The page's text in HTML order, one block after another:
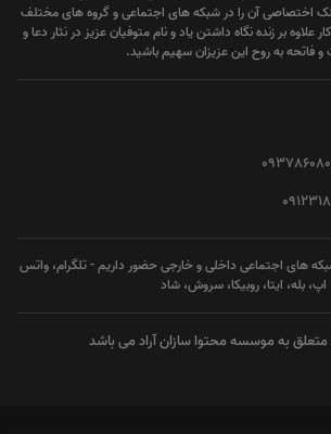
اختصاصی آن را در شبکه های اجتماعی و گروه های مختلف
علاوه بر زنده نگاه داشتن یاد و نام متوفیان عزیز در نثار دعا و
و فاتحه به روح این عزیزان سهیم باشید.
های اجتماعی داخلی و خارجی حضور داریم - تلگرام، واتس
اپ، بله، ایتا، روبیکا، سروش، شاد
به موسسه محتوا سازان آراد می باشد